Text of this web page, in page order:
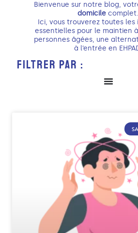
Bienvenue sur notre blog,
domicile complet.
Ici, vous trouverez toutes
essentielles pour le maintien
personnes âgées, une
à l’entrée en
FILTRER PAR :